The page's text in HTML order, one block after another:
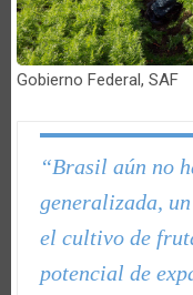
Gobierno Federal, SAF
“Brasil aún no
generalizada,
el cultivo de
potencial de